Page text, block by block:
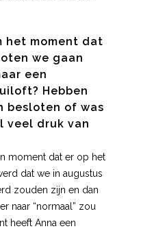
het moment dat
we gaan
een
Hebben
besloten of was
veel druk van
moment dat er op het
dat we in augustus
zouden zijn en dan
naar “normaal” zou
heeft Anna een